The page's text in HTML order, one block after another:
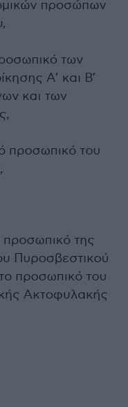
προσώπων
των
Α’ και Β’
και των
προσωπικό του
προσωπικό της
Πυροσβεστικού
προσωπικό του
Ακτοφυλακής